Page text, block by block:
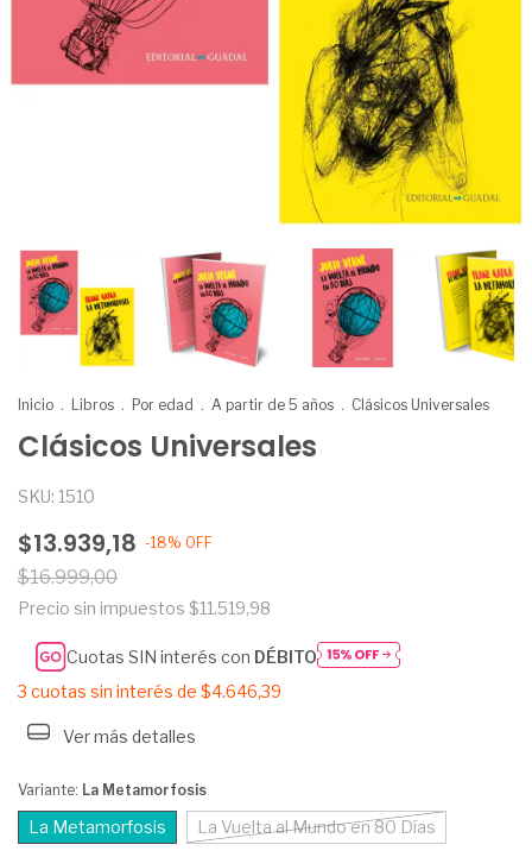
Inicio . Libros . Por edad . A partir de 5 años . Clásicos Universales
Clásicos Universales
SKU: 1510
$13.939,18 -18% OFF
$16.999,00
Precio sin impuestos $11.519,98
Cuotas SIN interés con DÉBITO
3 cuotas sin interés de $4.646,39
Ver más detalles
Variante: La Metamorfosis
La Metamorfosis La Vuelta al Mundo en 80 Días